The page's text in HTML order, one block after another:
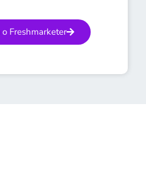
o Freshmarketer